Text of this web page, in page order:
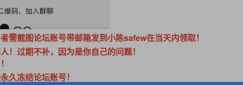
需截图论坛账号带邮箱发到小陈safew在当天内领取！
！过期不补，因为是你自己的问题！
久冻结论坛账号！